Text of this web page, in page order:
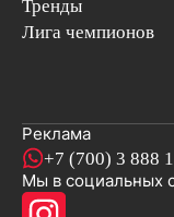
Тренды
Лига чемпионов
Реклама
+7 (700) 3 888
Мы в социальных